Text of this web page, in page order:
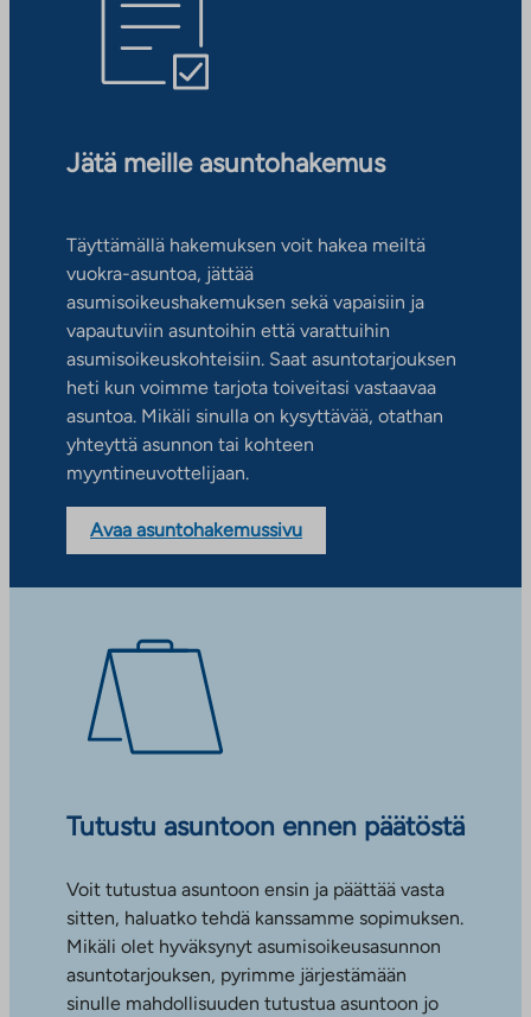
Jätä meille asuntohakemus
Täyttämällä hakemuksen voit hakea meiltä
vuokra-asuntoa, jättää
asumisoikeushakemuksen sekä vapaisiin ja
vapautuviin asuntoihin että varattuihin
asumisoikeuskohteisiin. Saat asuntotarjouksen
heti kun voimme tarjota toiveitasi vastaavaa
asuntoa. Mikäli sinulla on kysyttävää, otathan
yhteyttä asunnon tai kohteen
myyntineuvottelijaan.
Avaa asuntohakemussivu
Tutustu asuntoon ennen päätöstä
Voit tutustua asuntoon ensin ja päättää vasta
sitten, haluatko tehdä kanssamme sopimuksen.
Mikäli olet hyväksynyt asumisoikeusasunnon
asuntotarjouksen, pyrimme järjestämään
sinulle mahdollisuuden tutustua asuntoon jo